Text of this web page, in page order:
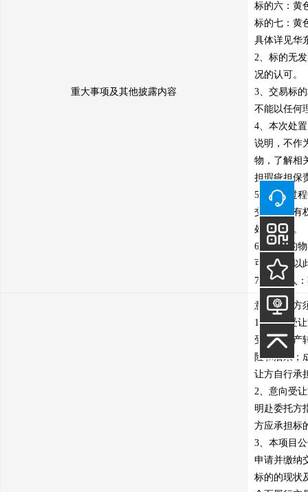
重大事项及其他披露内容
标的六：黄
标的七：黄
具体详见华
2、标的无
况的认可。
3、交易标
不能以任何
4、本次处
说明，不作
物，了解相
担瑕疵担保
5、交易过
交易中心有
处理办法。
6、因标的
可，不得以
7、联系人
意向受让方
1、意向受
受本次资产
险和后果；
让方自行承
2、意向受
明赴委托方
方应承担标
3、本项目
申请并缴纳
标的的现状